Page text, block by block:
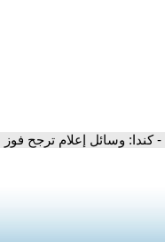
- كندا: وسائل إعلام ترجح فوز